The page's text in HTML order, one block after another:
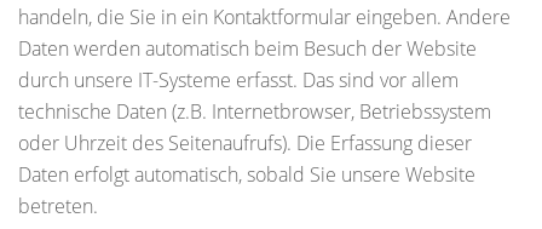
handeln, die Sie in ein Kontaktformular eingeben. Andere
Daten werden automatisch beim Besuch der Website
durch unsere IT-Systeme erfasst. Das sind vor allem
technische Daten (z.B. Internetbrowser, Betriebssystem
oder Uhrzeit des Seitenaufrufs). Die Erfassung dieser
Daten erfolgt automatisch, sobald Sie unsere Website
betreten.